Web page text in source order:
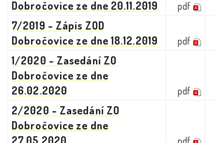
Dobročovice ze dne 20.11.2019
pdf
7/2019 - Zápis ZOD
Dobročovice ze dne 18.12.2019
pdf
1/2020 - Zasedání ZO
Dobročovice ze dne
26.02.2020
pdf
2/2020 - Zasedání ZO
Dobročovice ze dne
27.05.2020
pdf